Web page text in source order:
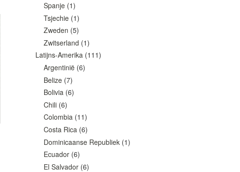
Spanje (1)
Tsjechie (1)
Zweden (5)
Zwitserland (1)
Latijns-Amerika (111)
Argentinië (6)
Belize (7)
Bolivia (6)
Chili (6)
Colombia (11)
Costa Rica (6)
Dominicaanse Republiek (1)
Ecuador (6)
El Salvador (6)